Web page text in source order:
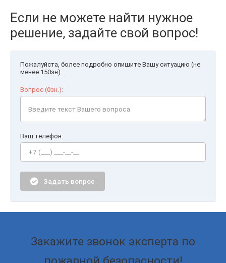
Если не можете найти нужное
решение, задайте свой вопрос!
Пожалуйста, более подробно опишите Вашу ситуацию (не
менее 150зн).
Вопрос (0зн.):
Ваш телефон:
Задать вопрос
Закажите звонок эксперта по